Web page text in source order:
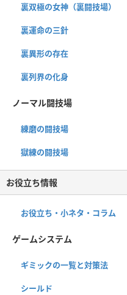
裏双極の女神（裏闘技場）
裏運命の三針
裏異形の存在
裏列界の化身
ノーマル闘技場
練磨の闘技場
獄練の闘技場
お役立ち情報
お役立ち・小ネタ・コラム
ゲームシステム
ギミックの一覧と対策法
シールド